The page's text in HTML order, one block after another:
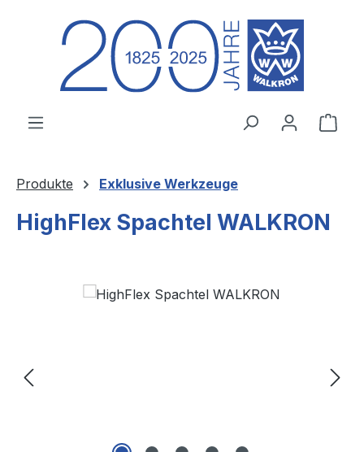
Zum Hauptinhalt springen
Produkte Exklusive Werkzeuge
HighFlex Spachtel WALKRON
Bildergalerie überspringen